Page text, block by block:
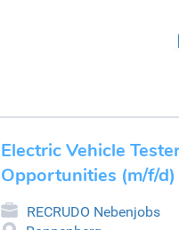
Electric Vehicle
Opportunities (m/f/
RECRUDO Nebenjobs